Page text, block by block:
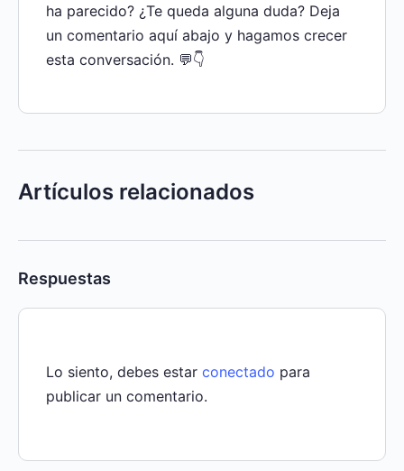
ha parecido? ¿Te queda alguna duda? Deja
un comentario aquí abajo y hagamos crecer
esta conversación. 💬👇
Artículos relacionados
Respuestas
Lo siento, debes estar conectado para
publicar un comentario.